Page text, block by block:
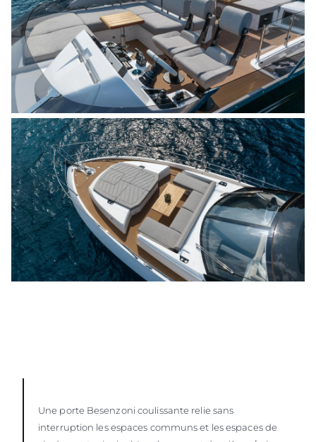
Une porte Besenzoni coulissante relie sans
interruption les espaces communs et les espaces de